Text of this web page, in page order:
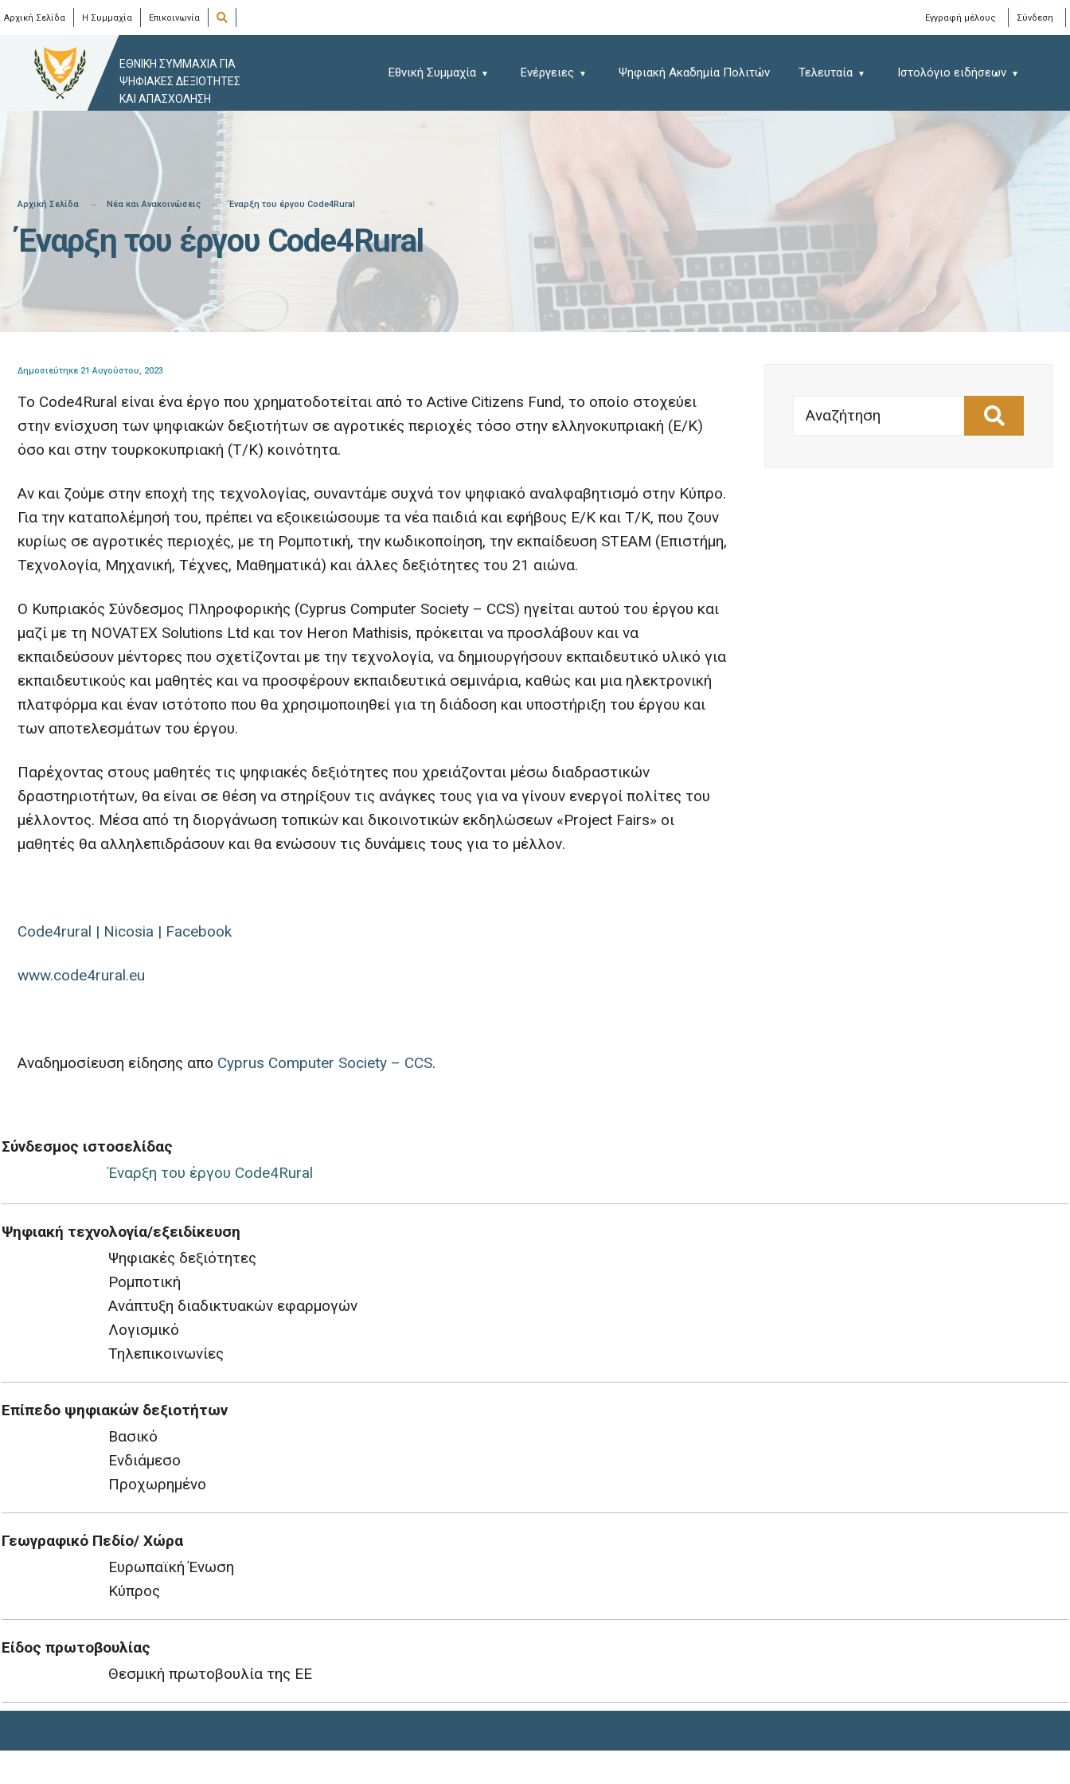
Skip
content
Αρχική Σελίδα Η Συμμαχία Επικοινωνία
Search
Window
Εγγραφή μέλους Σύνδεση
ΕΘΝΙΚΗ ΣΥΜΜΑΧΙΑ ΓΙΑ
ΨΗΦΙΑΚΕΣ ΔΕΞΙΟΤΗΤΕΣ
ΚΑΙ ΑΠΑΣΧΟΛΗΣΗ
Εθνική Συμμαχία Ενέργειες Ψηφιακή Ακαδημία Πολιτών Τελευταία Ιστολόγιο ειδήσεων
Αρχική Σελίδα Νέα και Ανακοινώσεις Έναρξη του έργου Code4Rural
Έναρξη του έργου Code4Rural
Δημοσιεύτηκε 21 Αυγούστου, 2023
Το Code4Rural είναι ένα έργο που χρηματοδοτείται από το Active Citizens Fund, το οποίο στοχεύει
στην ενίσχυση των ψηφιακών δεξιοτήτων σε αγροτικές περιοχές τόσο στην ελληνοκυπριακή (Ε/Κ)
όσο και στην τουρκοκυπριακή (Τ/Κ) κοινότητα.
Αν και ζούμε στην εποχή της τεχνολογίας, συναντάμε συχνά τον ψηφιακό αναλφαβητισμό στην Κύπρο.
Για την καταπολέμησή του, πρέπει να εξοικειώσουμε τα νέα παιδιά και εφήβους E/Κ και Τ/Κ, που ζουν
κυρίως σε αγροτικές περιοχές, με τη Ρομποτική, την κωδικοποίηση, την εκπαίδευση STEAM (Επιστήμη,
Τεχνολογία, Μηχανική, Τέχνες, Μαθηματικά) και άλλες δεξιότητες του 21 αιώνα.
Ο Κυπριακός Σύνδεσμος Πληροφορικής (Cyprus Computer Society – CCS) ηγείται αυτού του έργου και
μαζί με τη NOVATEX Solutions Ltd και τον Heron Mathisis, πρόκειται να προσλάβουν και να
εκπαιδεύσουν μέντορες που σχετίζονται με την τεχνολογία, να δημιουργήσουν εκπαιδευτικό υλικό για
εκπαιδευτικούς και μαθητές και να προσφέρουν εκπαιδευτικά σεμινάρια, καθώς και μια ηλεκτρονική
πλατφόρμα και έναν ιστότοπο που θα χρησιμοποιηθεί για τη διάδοση και υποστήριξη του έργου και
των αποτελεσμάτων του έργου.
Παρέχοντας στους μαθητές τις ψηφιακές δεξιότητες που χρειάζονται μέσω διαδραστικών
δραστηριοτήτων, θα είναι σε θέση να στηρίξουν τις ανάγκες τους για να γίνουν ενεργοί πολίτες του
μέλλοντος. Μέσα από τη διοργάνωση τοπικών και δικοινοτικών εκδηλώσεων «Project Fairs» οι
μαθητές θα αλληλεπιδράσουν και θα ενώσουν τις δυνάμεις τους για το μέλλον.
Code4rural | Nicosia | Facebook
www.code4rural.eu
Αναδημοσίευση είδησης απο Cyprus Computer Society – CCS.
Αναζήτηση
Σύνδεσμος ιστοσελίδας
Έναρξη του έργου Code4Rural
Ψηφιακή τεχνολογία/εξειδίκευση
Ψηφιακές δεξιότητες
Ρομποτική
Ανάπτυξη διαδικτυακών εφαρμογών
Λογισμικό
Τηλεπικοινωνίες
Επίπεδο ψηφιακών δεξιοτήτων
Βασικό
Ενδιάμεσο
Προχωρημένο
Γεωγραφικό Πεδίο/ Χώρα
Ευρωπαϊκή Ένωση
Κύπρος
Είδος πρωτοβουλίας
Θεσμική πρωτοβουλία της ΕΕ